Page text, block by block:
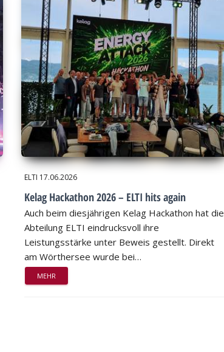
ELTI 17.06.2026
Kelag Hackathon 2026 – ELTI hits again
Auch beim diesjährigen Kelag Hackathon hat die
Abteilung ELTI eindrucksvoll ihre
Leistungsstärke unter Beweis gestellt. Direkt
am Wörthersee wurde bei…
MEHR